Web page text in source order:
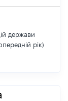
держави
рік)